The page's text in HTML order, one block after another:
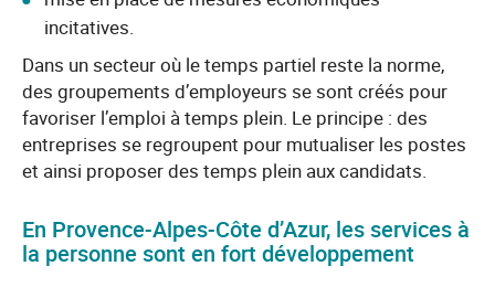
incitatives.
Dans un secteur où le temps partiel reste la norme,
des groupements d’employeurs se sont créés pour
favoriser l’emploi à temps plein. Le principe : des
entreprises se regroupent pour mutualiser les postes
et ainsi proposer des temps plein aux candidats.
En Provence-Alpes-Côte d’Azur, les services à
la personne sont en fort développement